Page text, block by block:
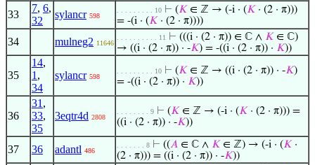
33
7, 6,
32
sylancr 598
. . . . . . . . . 10 ⊢ (𝐾 ∈ ℤ → (-i · (𝐾 · (2 · π)))
= -(i · (𝐾 · (2 · π))))
34 mulneg2 11646
. . . . . . . . . . 11 ⊢ (((i · (2 · π)) ∈ ℂ ∧ 𝐾 ∈ ℂ)
→ ((i · (2 · π)) · -𝐾) = -((i · (2 · π)) · 𝐾))
35
14,
1 ,
34
sylancr 598
. . . . . . . . . 10 ⊢ (𝐾 ∈ ℤ → ((i · (2 · π)) · -𝐾)
= -((i · (2 · π)) · 𝐾))
36
31 ,
33,
35
3eqtr4d 2808
. . . . . . . . 9 ⊢ (𝐾 ∈ ℤ → (-i · (𝐾 · (2 · π))) =
((i · (2 · π)) · -𝐾))
37 36 adantl 486
. . . . . . . 8 ⊢ ((𝐴 ∈ ℂ ∧ 𝐾 ∈ ℤ) → (-i · (𝐾 ·
(2 · π))) = ((i · (2 · π)) · -𝐾))